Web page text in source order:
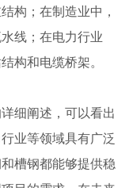
构；在制造业中，
线；在电力行业
构和电缆桥架。
细阐述，可以看出
业等领域具有广泛
槽钢都能够提供稳